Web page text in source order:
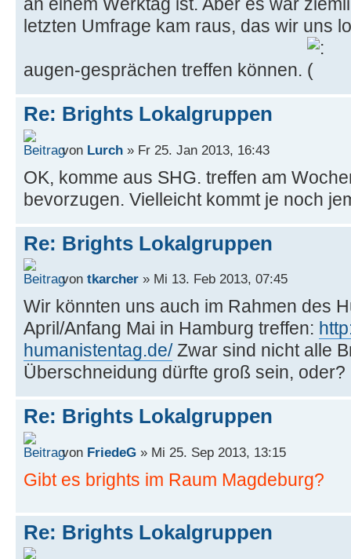
an einem Werktag ist. Aber es war
letzten Umfrage kam raus, das wir uns
augen-gesprächen treffen können.
Re: Brights Lokalgruppen
von Lurch » Fr 25. Jan 2013, 16:43
OK, komme aus SHG. treffen am
bevorzugen. Vielleicht kommt je noch
Re: Brights Lokalgruppen
von tkarcher » Mi 13. Feb 2013, 07:45
Wir könnten uns auch im Rahmen des
April/Anfang Mai in Hamburg treffen:
humanistentag.de/Zwar sind nicht alle
Überschneidung dürfte groß sein, oder?
Re: Brights Lokalgruppen
von FriedeG » Mi 25. Sep 2013, 13:15
Gibt es brights im Raum Magdeburg?
Re: Brights Lokalgruppen